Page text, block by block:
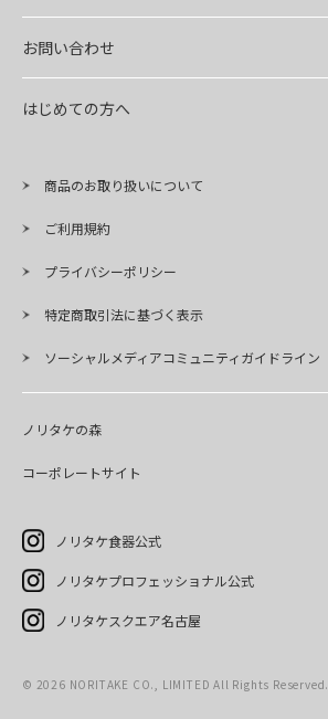
お問い合わせ
はじめての方へ
商品のお取り扱いについて
ご利用規約
プライバシーポリシー
特定商取引法に基づく表示
ソーシャルメディアコミュニティガイドライン
ノリタケの森
コーポレートサイト
ノリタケ食器公式
ノリタケプロフェッショナル公式
ノリタケスクエア名古屋
© 2026 NORITAKE CO., LIMITED All Rights Reserved.